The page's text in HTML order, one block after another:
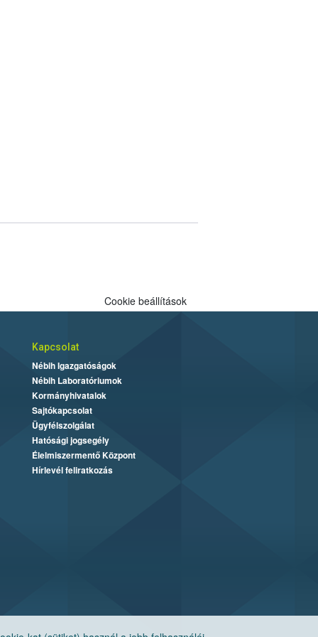
Cookie beállítások
Kapcsolat
Nébih Igazgatóságok
Nébih Laboratóriumok
Kormányhivatalok
Sajtókapcsolat
Ügyfélszolgálat
Hatósági jogsegély
Élelmiszermentő Központ
Hírlevél feliratkozás